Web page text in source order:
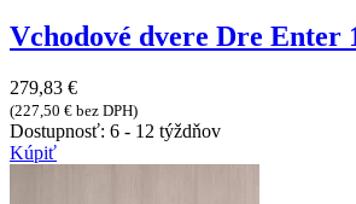
Vchodové dvere Dre Enter
279,83 €
(227,50 € bez DPH)
Dostupnosť: 6 - 12 týždňov
Kúpiť